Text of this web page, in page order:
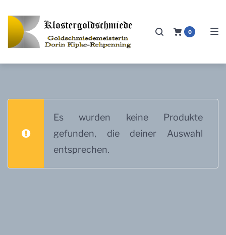
Hauptnavigation
springen
Inhalt
springen
Footer
springen
0
Es wurden keine Produkte
gefunden, die deiner Auswahl
entsprechen.